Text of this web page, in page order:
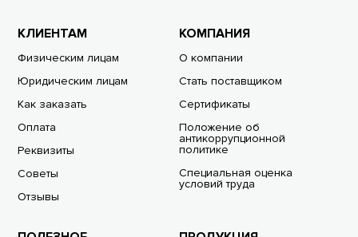
КЛИЕНТАМ
Физическим лицам
Юридическим лицам
Как заказать
Оплата
Реквизиты
Советы
Отзывы
КОМПАНИЯ
О компании
Стать поставщиком
Сертификаты
Положение об
антикоррупционной
политике
Специальная оценка
условий труда